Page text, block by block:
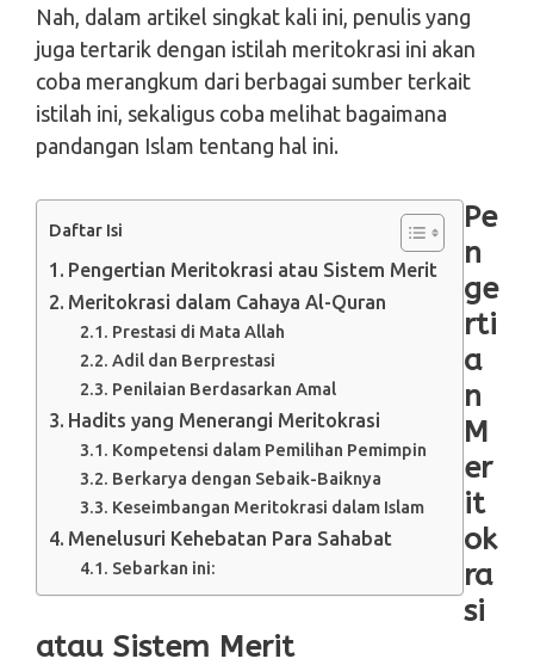
Nah, dalam artikel singkat kali ini, penulis yang
juga tertarik dengan istilah meritokrasi ini akan
coba merangkum dari berbagai sumber terkait
istilah ini, sekaligus coba melihat bagaimana
pandangan Islam tentang hal ini.
Daftar Isi
Pengertian Meritokrasi atau Sistem Merit
Meritokrasi dalam Cahaya Al-Quran
Prestasi di Mata Allah
Adil dan Berprestasi
Penilaian Berdasarkan Amal
Hadits yang Menerangi Meritokrasi
Kompetensi dalam Pemilihan Pemimpin
Berkarya dengan Sebaik-Baiknya
Keseimbangan Meritokrasi dalam Islam
Menelusuri Kehebatan Para Sahabat
Sebarkan ini:
Pe
n
ge
rti
a
n
M
er
it
ok
ra
si
atau Sistem Merit